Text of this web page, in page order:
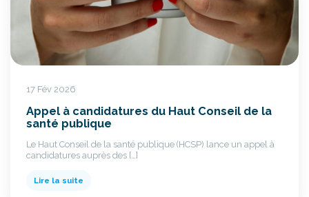
17 Fév 2026
Appel à candidatures du Haut Conseil de la
santé publique
Le Haut Conseil de la santé publique (HCSP) lance un appel à
candidatures auprès des […]
Lire la suite